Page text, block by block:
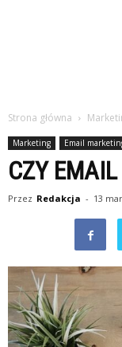
Strona główna
Marketing Email
CZY
Przez Redakcja - 13